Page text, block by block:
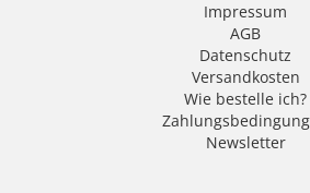
Impressum
AGB
Datenschutz
Versandkosten
Wie bestelle ich?
Newsletter